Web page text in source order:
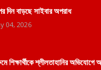
দিন বাড়ছে সাইবার অপরাধ
04, 2026
শিক্ষার্থীকে শ্লীলতাহানির